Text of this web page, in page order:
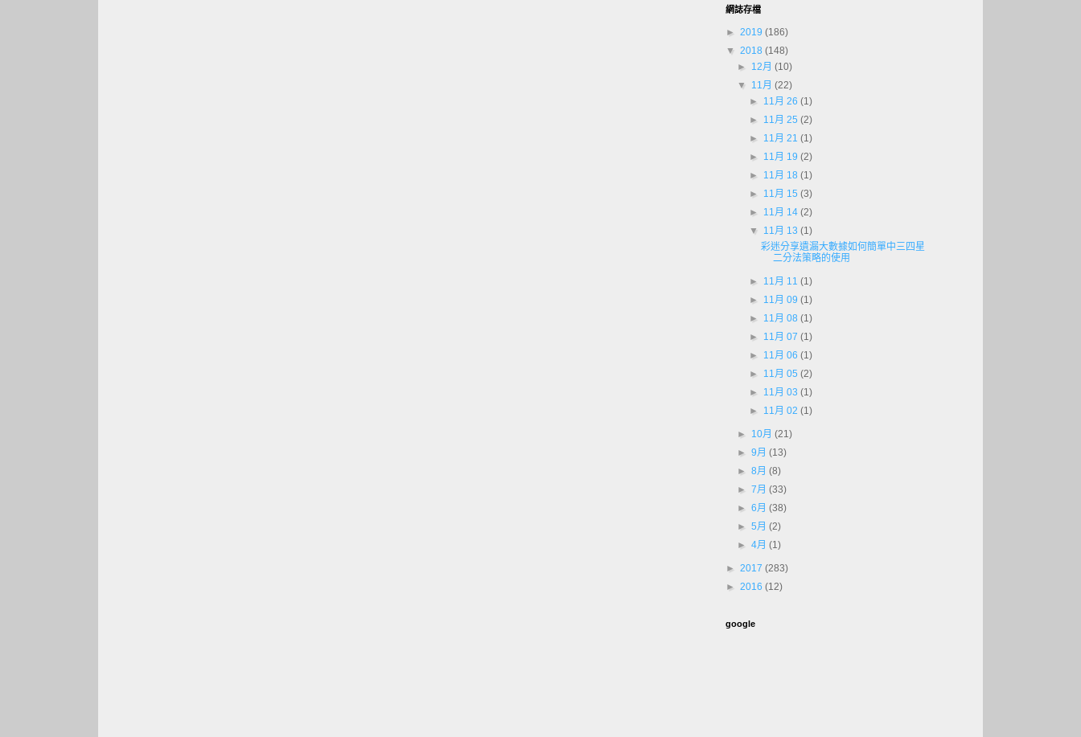
網誌存檔
► 2019 (186)
▼ 2018 (148)
► 12月(10)
▼ 11月(22)
► 11月 26 (1)
► 11月 25 (2)
► 11月 21 (1)
► 11月 19 (2)
► 11月 18 (1)
► 11月 15 (3)
► 11月 14 (2)
▼ 11月 13 (1)
彩迷分享遺漏大數據如何簡單中三四星
二分法策略的使用
► 11月 11 (1)
► 11月 09 (1)
► 11月 08 (1)
► 11月 07 (1)
► 11月 06 (1)
► 11月 05 (2)
► 11月 03 (1)
► 11月 02 (1)
► 10月(21)
►9月(13)
►8月(8)
►7月(33)
►6月(38)
►5月(2)
►4月(1)
► 2017 (283)
► 2016 (12)
google